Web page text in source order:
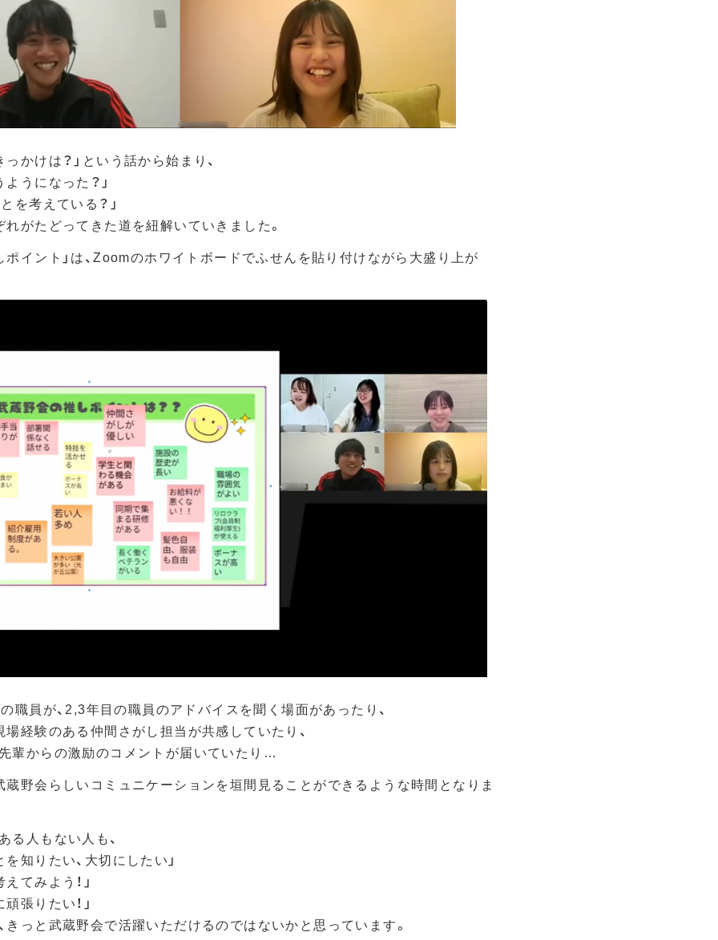
かけは？」という話から始まり、
うになった？」
を考えている？」
れがたどってきた道を紐解いていきました。
ポイント」は、Zoomのホワイトボードでふせんを貼り付けながら大盛り上が
職員が、2,3年目の職員のアドバイスを聞く場面があったり、
場経験のある仲間さがし担当が共感していたり、
輩からの激励のコメントが届いていたり…
蔵野会らしいコミュニケーションを垣間見ることができるような時間となりま
る人もない人も、
知りたい、大切にしたい」
てみよう！」
張りたい！」
きっと武蔵野会で活躍いただけるのではないかと思っています。